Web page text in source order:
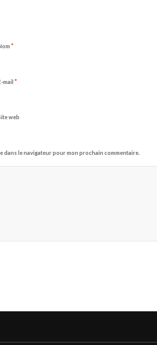
*
mail *
web
dans le navigateur pour mon prochain commentaire.